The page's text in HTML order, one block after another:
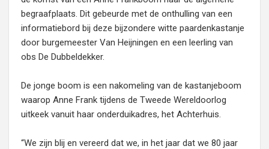
begraafplaats. Dit gebeurde met de onthulling van een
informatiebord bij deze bijzondere witte paardenkastanje
door burgemeester Van Heijningen en een leerling van
obs De Dubbeldekker.
De jonge boom is een nakomeling van de kastanjeboom
waarop Anne Frank tijdens de Tweede Wereldoorlog
uitkeek vanuit haar onderduikadres, het Achterhuis.
“We zijn blij en vereerd dat we, in het jaar dat we 80 jaar